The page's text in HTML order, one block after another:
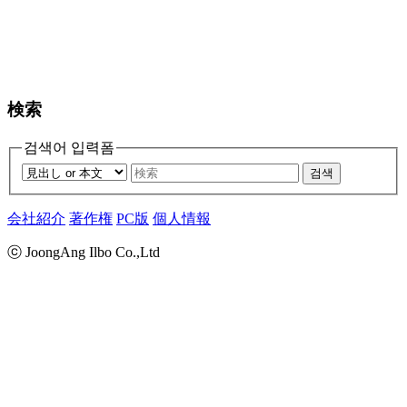
検索
검색어 입력폼
검색
会社紹介 著作権 PC版 個人情報
ⓒ JoongAng Ilbo Co.,Ltd